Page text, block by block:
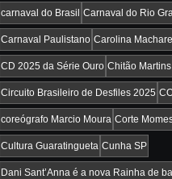
carnaval do Brasil Carnaval do Rio
Carnaval Paulistano Carolina
CD 2025 da Série Ouro Chitão Martins
Circuito Brasileiro de Desfiles 2025
coreógrafo Marcio Moura Corte
Cultura Guaratingueta Cunha SP
Dani Sant’Anna é a nova Rainha de